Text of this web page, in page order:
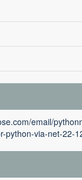
email/
python-via-net-22-